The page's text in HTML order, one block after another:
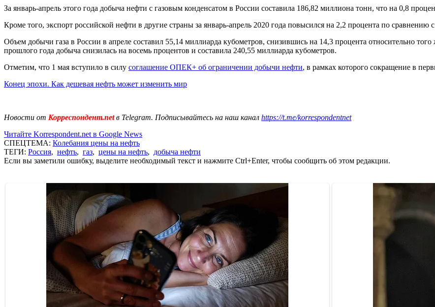
За январь-апрель этого года добыча нефти с газовым конденсатом в России составила 186,82 миллиона тонн, что на 0,8
Кроме того, экспорт российской нефти в другие страны за январь-апрель 2020 года повысился на 2,2 процента по
Объем добычи газа в России в апреле составил 55,14 миллиарда кубометров, снизившись на 14,3 процента относительно
прошлого года добыча снизилась на восемь процентов и составила 240,55 миллиарда кубометров.
Отметим, что 1 мая вступило в силу соглашение ОПЕК+ об ограничении добычи нефти, в рамках которого сокращение в
Конец эпохи. Как дешевая нефть может изменить мир
Новости от Корреспондент.netв Telegram. Подписывайтесь на наш канал https://t.me/korrespondentnet
Читайте Korrespondent.net в Google News
СПЕЦТЕМА: Колебания цены на нефть
ТЕГИ: Россия, нефть, газ, цены на нефть, добыча нефти
Если вы заметили ошибку, выделите необходимый текст и нажмите Ctrl+Enter, чтобы сообщить об этом редакции.